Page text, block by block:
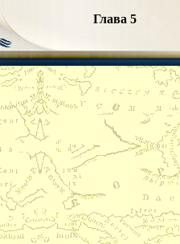
Глава 5
1 Верою мы имеем мир с
Христа, который умер за нас,
были еще грешниками. 12
смерть вошли в мир одним
Христом вошли благодать,
жизнь.
Глава 6
1 Крестившись во Христа, мы
греха, но живы для Бога во
больше не рабы греха,
праведности.
Глава 7
1 Вы умерли для закона и
Христу, 7 Закон свят, 13 но
мне грех производит смерть